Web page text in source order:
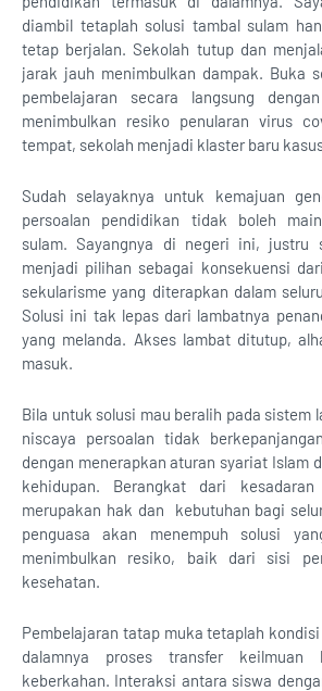
diambil tetaplah solusi tambal sulam
tetap berjalan. Sekolah tutup dan
jarak jauh menimbulkan dampak. Buka
pembelajaran secara langsung
menimbulkan resiko penularan virus
tempat, sekolah menjadi klaster baru
Sudah selayaknya untuk kemajuan
persoalan pendidikan tidak boleh
sulam. Sayangnya di negeri ini, justru
menjadi pilihan sebagai konsekuensi
sekularisme yang diterapkan dalam
Solusi ini tak lepas dari lambatnya
yang melanda. Akses lambat ditutup,
masuk.
Bila untuk solusi mau beralih pada sistem
niscaya persoalan tidak
dengan menerapkan aturan syariat Islam
kehidupan. Berangkat dari
merupakan hak dan kebutuhan bagi
penguasa akan menempuh solusi
menimbulkan resiko, baik dari sisi
kesehatan.
Pembelajaran tatap muka tetaplah
dalamnya proses transfer keilmuan
keberkahan. Interaksi antara siswa